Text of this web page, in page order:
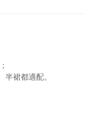
裙都適配。